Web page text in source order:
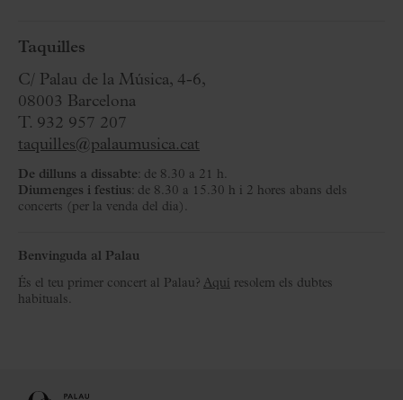
Taquilles
C/ Palau de la Música, 4-6,
08003 Barcelona
T. 932 957 207
taquilles@palaumusica.cat
De dilluns a dissabte: de 8.30 a 21 h.
Diumenges i festius: de 8.30 a 15.30 h i 2 hores abans dels
concerts (per la venda del dia).
Benvinguda al Palau
És el teu primer concert al Palau? Aquí resolem els dubtes
habituals.